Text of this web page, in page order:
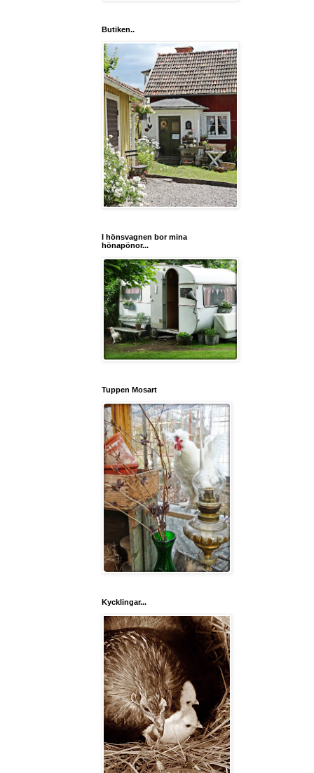
Butiken..
I hönsvagnen bor mina
hönapönor...
Tuppen Mosart
Kycklingar...